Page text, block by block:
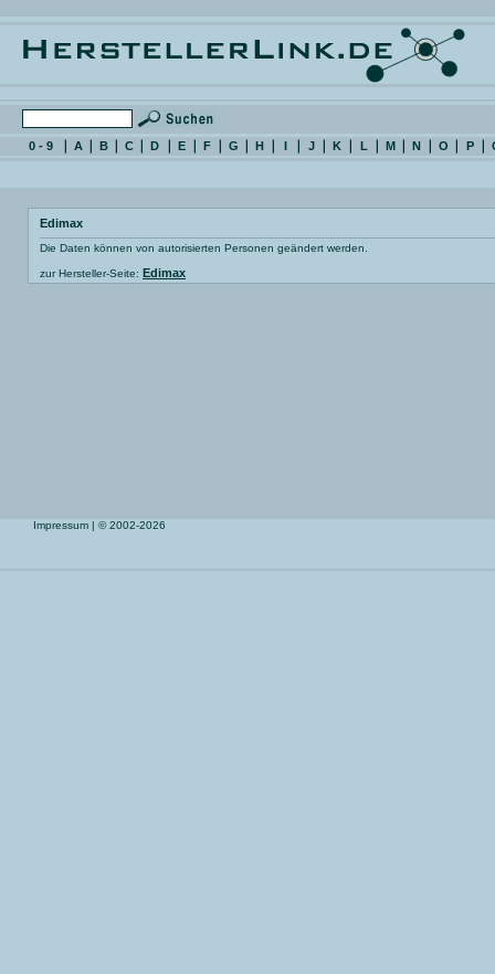
0 - 9 A B C D E F G H I J K L M N O P
Edimax
Die Daten können von autorisierten Personen geändert werden.
zur Hersteller-Seite: Edimax
Impressum | © 2002-2026